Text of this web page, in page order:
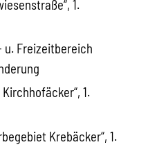
1.
u. Freizeitbereich
1.
Krebäcker“, 1.